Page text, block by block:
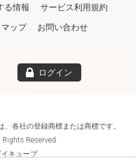
る情報 サービス利用規約
ップ お問い合わせ
ログイン
各社の登録商標または商標です。
Reserved.
キューブ